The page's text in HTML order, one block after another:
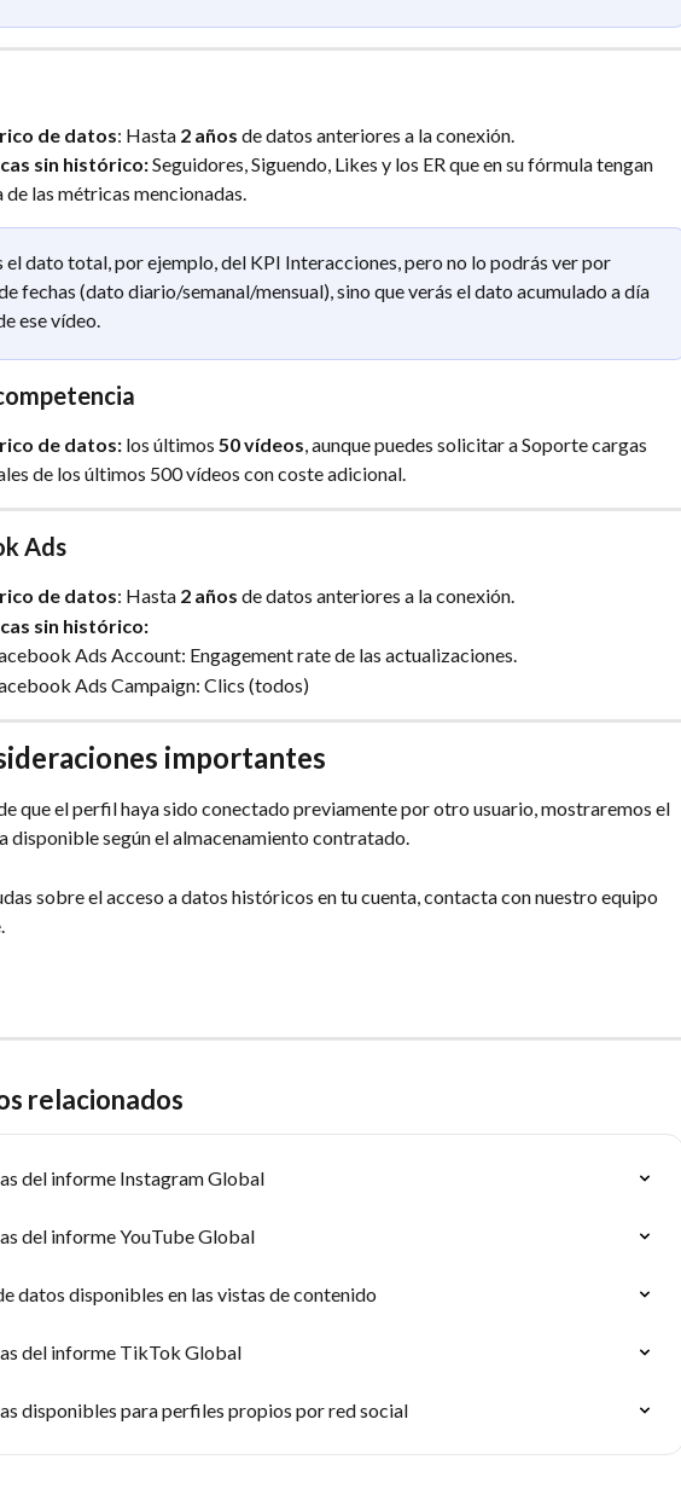
de datos: Hasta 2 años de datos anteriores a la conexión.
sin histórico: Seguidores, Siguendo, Likes y los ER que en su fórmula tengan
de las métricas mencionadas.
el dato total, por ejemplo, del KPI Interacciones, pero no lo podrás ver por
fechas (dato diario/semanal/mensual), sino que verás el dato acumulado a día
ese vídeo.
de datos: los últimos 50 vídeos, aunque puedes solicitar a Soporte cargas
de los últimos 500 vídeos con coste adicional.
Ads
de datos: Hasta 2 años de datos anteriores a la conexión.
sin histórico:
Ads Account: Engagement rate de las actualizaciones.
Ads Campaign: Clics (todos)
importantes
que el perfil haya sido conectado previamente por otro usuario, mostraremos el
disponible según el almacenamiento contratado.
sobre el acceso a datos históricos en tu cuenta, contacta con nuestro equipo
relacionados
del informe Instagram Global
del informe YouTube Global
datos disponibles en las vistas de contenido
del informe TikTok Global
disponibles para perfiles propios por red social